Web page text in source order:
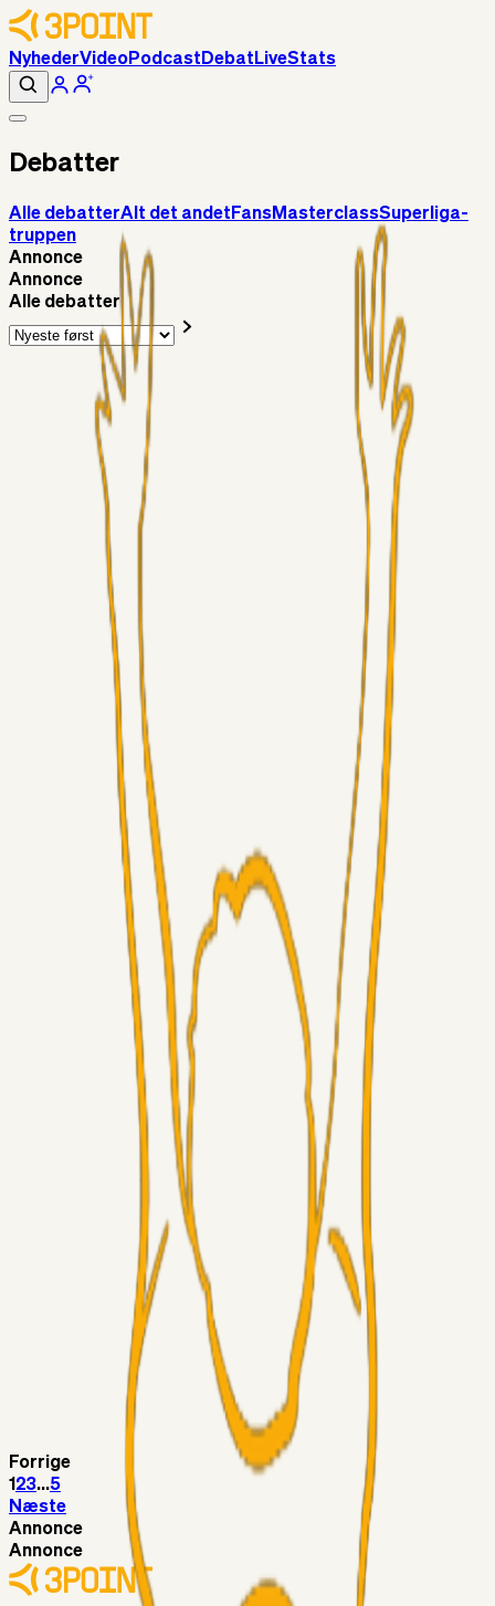
NyhederVideoPodcast Debat LiveStats
Debatter
Alle debatterAlt det andet FansMasterclassSuperliga-
truppen
Annonce
Annonce
Alle debatter
Alt det andet
3Point_Udviklere6 timer siden
3Point hjemmeside opdateringer - August
Chrisdinho88
06. aug. 2026
Horsens - Brøndby billet
Chrisdinho88
Bange anelser
Superliga-truppen
GulBlaaPuls05. aug. 2026
Kommer Jobbe hjem?
Masterclass
05. aug. 2026
Brøndby-TV og u-19
Alt det andet
04. aug. 2026
5. Forudsigelser op til Horsens kampen.
RasmusStephansen
04. aug. 2026
Nørgaards Lever Hug, Skaktræk Mod En Utålmodig
RasmusStephansen 04. aug. 2026
Har GFH løsnet grebet...?
Superliga-truppen
04. aug. 2026
Medie: Tahirovic til Celtic for samlet 6 mio Euro
03. aug. 2026
Kunne Sami Jalal være den næste offensive brik? 🤔💛💙
Superliga-truppen
03. aug. 2026
Superliga-truppen
RasmusStephansen
03. aug. 2026
Olti Hyseni, Bliver Brøndbys Største Salg
Nogensinde…..!!!
Forrige
1 23...5
Næste
Annonce
Annonce